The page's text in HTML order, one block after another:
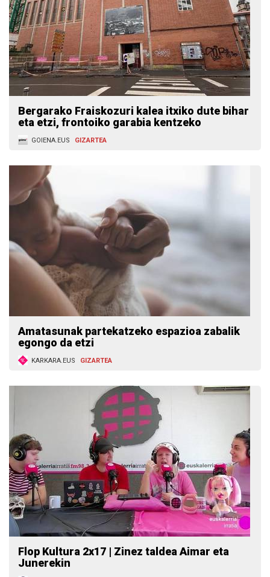
Bergarako Fraiskozuri kalea itxiko dute bihar
eta etzi, frontoiko garabia kentzeko
GOIENA.EUS GIZARTEA
Amatasunak partekatzeko espazioa zabalik
egongo da etzi
KARKARA.EUS GIZARTEA
Flop Kultura 2x17 | Zinez taldea Aimar eta
Junerekin